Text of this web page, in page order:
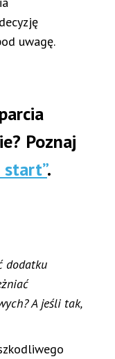
uwagę.
Poznaj
start”.
dodatku
A jeśli tak,